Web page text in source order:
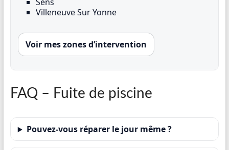
Villeneuve Sur Yonne
Voir mes zones d’intervention
FAQ – Fuite de piscine
Pouvez-vous réparer le jour même ?